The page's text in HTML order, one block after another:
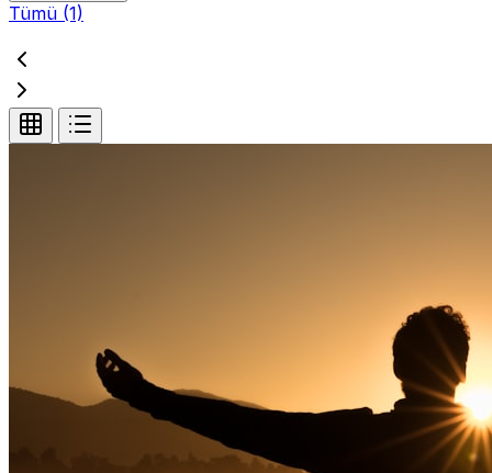
Tümü (1)